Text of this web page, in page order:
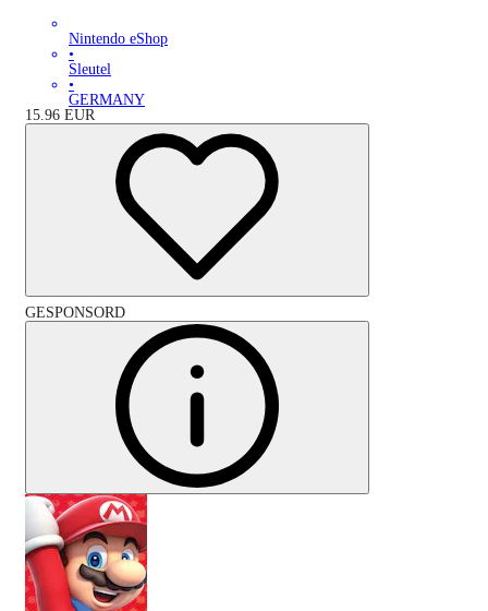
Nintendo eShop
•
Sleutel
•
GERMANY
15.96 EUR
GESPONSORD